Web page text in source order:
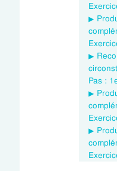
Pas :